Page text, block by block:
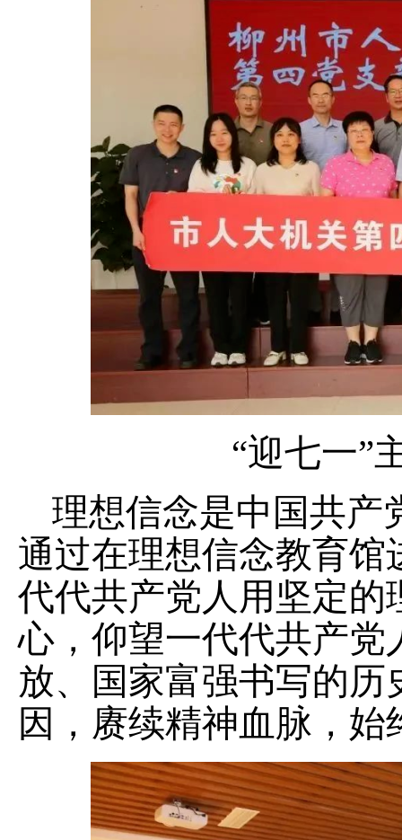
“迎七一”
理想信念是中国共产
通过在理想信念教育
代代共产党人用坚定
心，仰望一代代共产
放、国家富强书写的
因，赓续精神血脉，